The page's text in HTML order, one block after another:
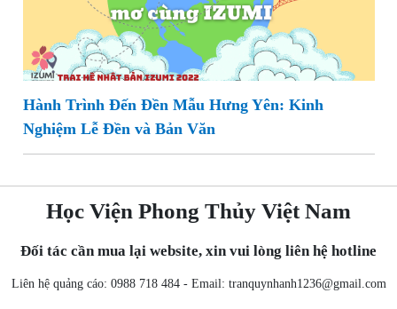
Hành Trình Đến Đền Mẫu Hưng Yên: Kinh
Nghiệm Lễ Đền và Bản Văn
Học Viện Phong Thủy Việt Nam
Đối tác cần mua lại website, xin vui lòng liên hệ hotline
Liên hệ quảng cáo: 0988 718 484 - Email: tranquynhanh1236@gmail.com